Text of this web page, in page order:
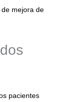
mejora de
pacientes